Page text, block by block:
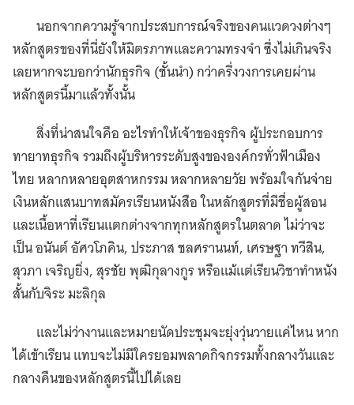
นอกจากความรู้จากประสบการณ์จริงของคนแวดวงต่างๆ
หลักสูตรของที่นี่ยังให้มิตรภาพและความทรงจำ ซึ่งไม่เกินจริง
เลยหากจะบอกว่านักธุรกิจ (ชั้นนำ) กว่าครึ่งวงการเคยผ่าน
หลักสูตรนี้มาแล้วทั้งนั้น
สิ่งที่น่าสนใจคือ อะไรทำให้เจ้าของธุรกิจ ผู้ประกอบการ
ทายาทธุรกิจ รวมถึงผู้บริหารระดับสูงขององค์กรทั่วฟ้าเมือง
ไทย หลากหลายอุตสาหกรรม หลากหลายวัย พร้อมใจกันจ่าย
เงินหลักแสนบาทสมัครเรียนหนังสือ ในหลักสูตรที่มีชื่อผู้สอน
และเนื้อหาที่เรียนแตกต่างจากทุกหลักสูตรในตลาด ไม่ว่าจะ
เป็น อนันต์ อัศวโภคิน, ประภาส ชลศรานนท์, เศรษฐา ทวีสิน,
สุวภา เจริญยิ่ง, สุรชัย พุฒิกุลางกูร หรือแม้แต่เรียนวิชาทำหนัง
สั้นกับจิระ มะลิกุล
และไม่ว่างานและหมายนัดประชุมจะยุ่งวุ่นวายแค่ไหน หาก
ได้เข้าเรียน แทบจะไม่มีใครยอมพลาดกิจกรรมทั้งกลางวันและ
กลางคืนของหลักสูตรนี้ไปได้เลย